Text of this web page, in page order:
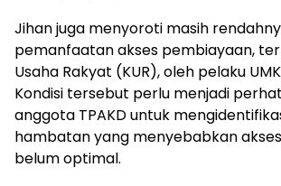
Jihan juga menyoroti masih
pemanfaatan akses pembiayaan,
Usaha Rakyat (KUR), oleh pelaku
Kondisi tersebut perlu menjadi
anggota TPAKD untuk
hambatan yang menyebabkan
belum optimal.